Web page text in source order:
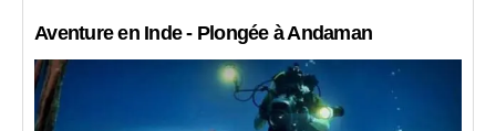
Aventure en Inde - Plongée à Andaman